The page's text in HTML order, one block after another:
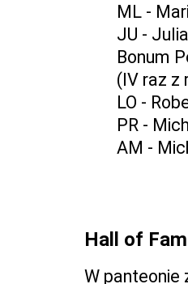
ML -
JU -
Bonum
(IV raz z
LO -
PR -
AM -
Hall of
W panteonie